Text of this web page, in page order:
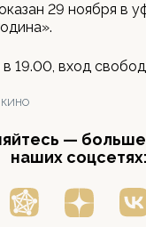
29 ноября в
19.00, вход
КИНО
—
наших соцсетях: